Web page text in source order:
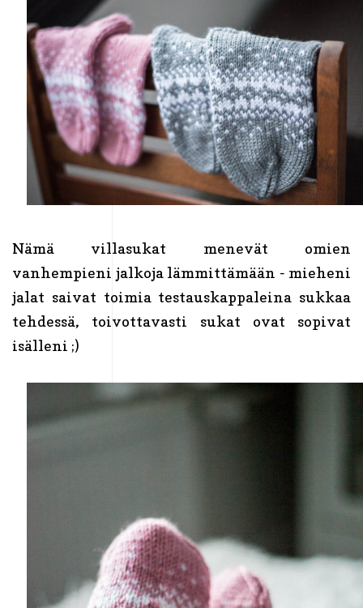
Nämä villasukat menevät omien
vanhempieni jalkoja lämmittämään - mieheni
jalat saivat toimia testauskappaleina sukkaa
tehdessä, toivottavasti sukat ovat sopivat
isälleni ;)